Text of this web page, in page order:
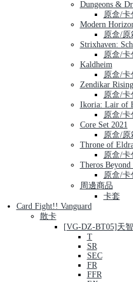
Dungeons &
原盒/卡
Modern
原盒/原
Strixhaven:
原盒/卡
Kaldheim
原盒/卡
Zendikar Rising
原盒/卡
Ikoria: Lair of
原盒/卡
Core Set 2021
原盒/原
Throne of
原盒/卡
Theros Beyond
原盒/卡
周邊商品
卡套
Card Fight!! Vanguard
散卡
[VG-DZ-BT05]天
T
SR
SEC
FR
FFR